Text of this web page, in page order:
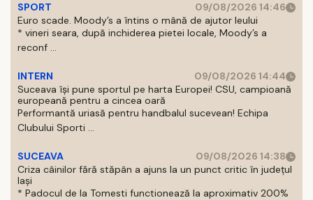
SPORT
09/08/2026 14:46
Euro scade. Moody’s a întins o mână de ajutor leului
* vineri seara, după inchiderea pietei locale, Moody’s a
reconf ...
INTERN
09/08/2026 14:44
Suceava își pune sportul pe harta Europei! CSU, campioană
europeană pentru a cincea oară
Performantă uriasă pentru handbalul sucevean! Echipa
Clubului Sporti ...
SUCEAVA
09/08/2026 14:38
Criza câinilor fără stăpân a ajuns la un punct critic în județul
Iași
* Padocul de la Tomesti functionează la aproximativ 200%